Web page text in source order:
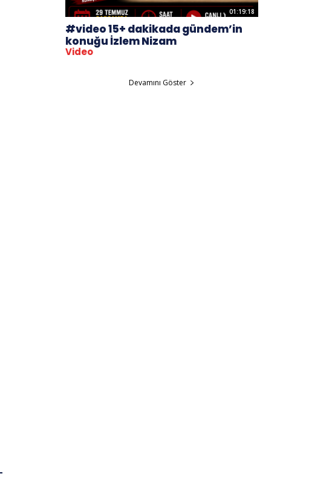
01:19:18
#video 15+ dakikada gündem’in
konuğu İzlem Nizam
Video
Devamını Göster